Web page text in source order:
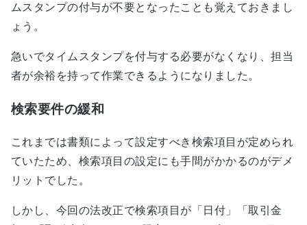
ムスタンプの付与が不要となったことも覚えておきまし
ょう。
急いでタイムスタンプを付与する必要がなくなり、担当
者が余裕を持って作業できるようになりました。
検索要件の緩和
これまでは書類によって設定すべき検索項目が定められ
ていたため、検索項目の設定にも手間がかかるのがデメ
リットでした。
しかし、今回の法改正で検索項目が「日付」「取引金